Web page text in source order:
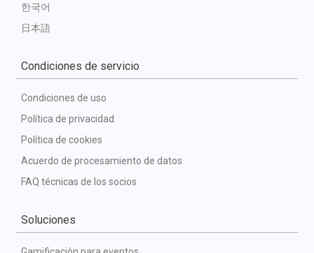
한국어
日本語
Condiciones de servicio
Condiciones de uso
Política de privacidad
Política de cookies
Acuerdo de procesamiento de datos
FAQ técnicas de los socios
Soluciones